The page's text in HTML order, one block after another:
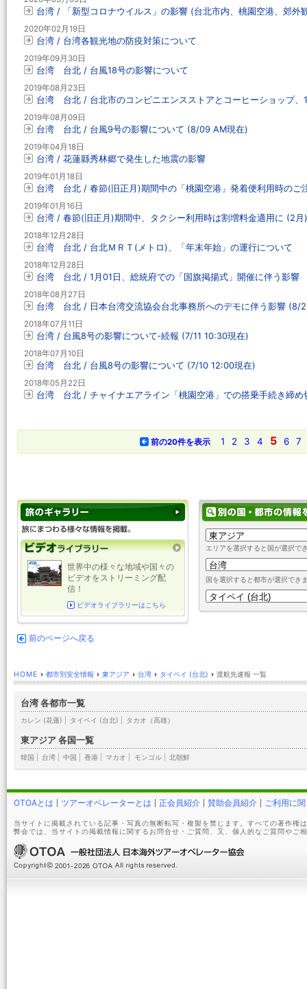
台湾 / 「新型コロナウイルス」の影響 (台北市内、桃園空港、郊外
2020年02月19日
台湾 / 台湾各観光地の防疫対策について
2019年09月30日
台湾 台北 / 台風18号の影響について
2019年08月23日
台湾 台北 / 台北市のコンビニエンスストアとコーヒーショップ、
2019年08月09日
台湾 台北 / 台風9号の影響について (8/09 AM現在)
2019年04月18日
台湾 / 花蓮縣秀林郷で発生した地震の影響
2019年01月18日
台湾 台北 / 春節(旧正月)期間中の「桃園空港」発着便利用時のご
2019年01月16日
台湾 / 春節(旧正月)期間中、タクシー利用時は割増料金適用に (2月)
2018年12月28日
台湾 台北 / 台北ＭＲＴ(メトロ)、「年末年始」の運行について
2018年12月28日
台湾 台北 / 1月01日、総統府での「国旗掲揚式」開催に伴う影響
2018年08月27日
台湾 台北 / 日本台湾交流協会台北事務所へのデモに伴う影響 (8/
2018年07月11日
台湾 / 台風8号の影響について‐続報 (7/11 10:30現在)
2018年07月10日
台湾 台北 / 台風8号の影響について (7/10 12:00現在)
2018年05月22日
台湾 台北 / チャイナエアライン「桃園空港」での搭乗手続き締
前の20件を表示 1 2 3 4 5 6 7
エリアを選択すると国が選択で
国を選択すると都市が選択でき
世界中の様々な地域や国々の
ビデオをストリーミング配
信！
ビデオライブラリーはこちら
前のページへ戻る
HOME › 都市別安全情報 › 東アジア › 台湾 › タイペイ (台北) › 渡航先速報 一覧
台湾 各都市一覧
カレン (花蓮) タイペイ (台北) タカオ（高雄）
東アジア 各国一覧
韓国 台湾 中国 香港 マカオ モンゴル| 北朝鮮
OTOAとは ツアーオペレーターとは 正会員紹介 賛助会員紹介 ご利用に
当サイトに掲載されている記事・写真の無断転写・複製を禁じます。すべての著作権
弊会では、当サイトの掲載情報に関するお問合せ・ご質問、又、個人的なご質問やご